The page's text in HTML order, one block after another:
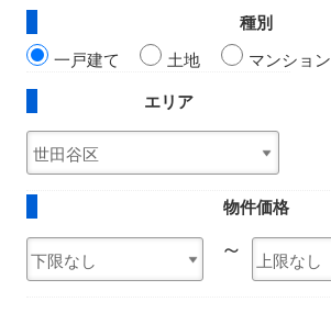
種別
一戸建て
土地 マンション
エリア
物件価格
～